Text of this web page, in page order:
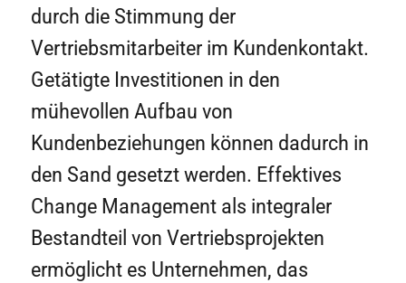
durch die Stimmung der
Vertriebsmitarbeiter im Kundenkontakt.
Getätigte Investitionen in den
mühevollen Aufbau von
Kundenbeziehungen können dadurch in
den Sand gesetzt werden. Effektives
Change Management als integraler
Bestandteil von Vertriebsprojekten
ermöglicht es Unternehmen, das